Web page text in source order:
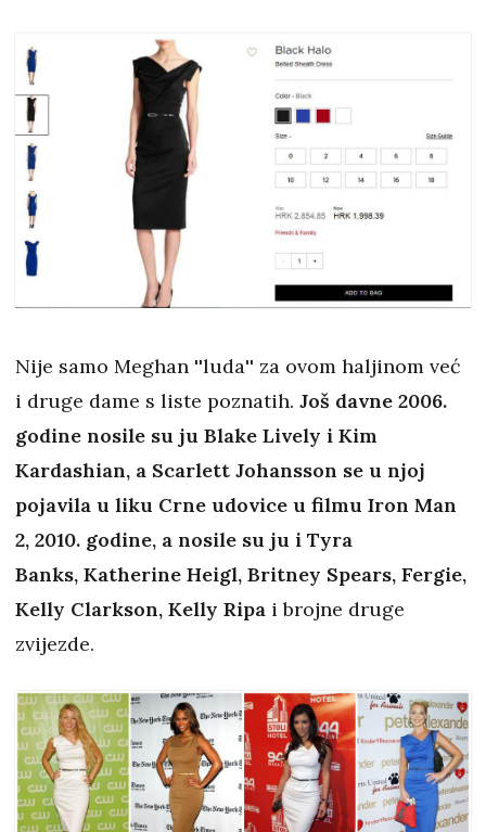
Nije samo Meghan ''luda'' za ovom haljinom već
i druge dame s liste poznatih. Još davne 2006.
godine nosile su ju Blake Lively i Kim
Kardashian, a Scarlett Johansson se u njoj
pojavila u liku Crne udovice u filmu Iron Man
2, 2010. godine, a nosile su ju i Tyra
Banks, Katherine Heigl​​​​​​, Britney Spears, Fergie,
Kelly Clarkson, Kelly Ripa i brojne druge
zvijezde.